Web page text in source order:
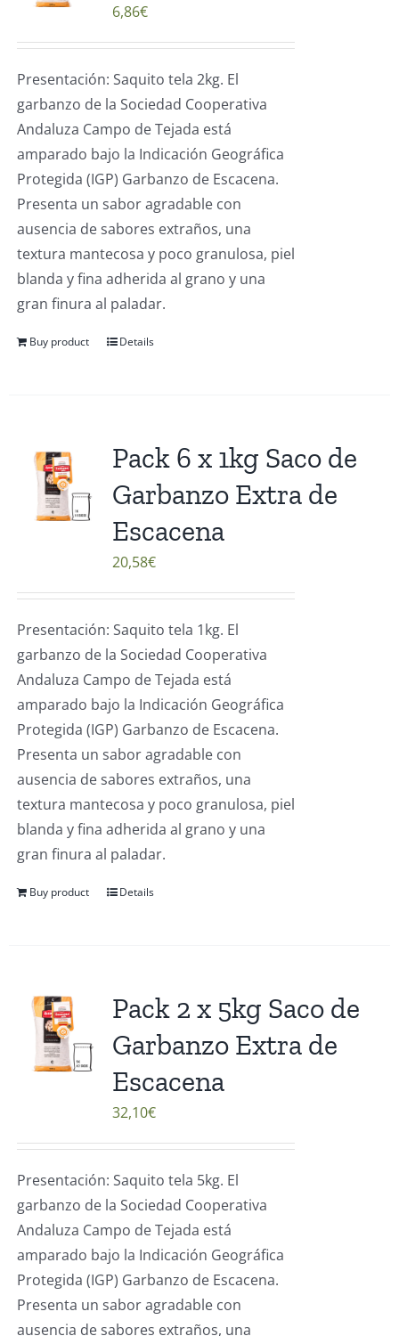
6,86€
Presentación: Saquito tela 2kg. El
garbanzo de la Sociedad Cooperativa
Andaluza Campo de Tejada está
amparado bajo la Indicación Geográfica
Protegida (IGP) Garbanzo de Escacena.
Presenta un sabor agradable con
ausencia de sabores extraños, una
textura mantecosa y poco granulosa, piel
blanda y fina adherida al grano y una
gran finura al paladar.
Buy product Details
Pack 6 x 1kg Saco de
Garbanzo Extra de
Escacena
20,58€
Presentación: Saquito tela 1kg. El
garbanzo de la Sociedad Cooperativa
Andaluza Campo de Tejada está
amparado bajo la Indicación Geográfica
Protegida (IGP) Garbanzo de Escacena.
Presenta un sabor agradable con
ausencia de sabores extraños, una
textura mantecosa y poco granulosa, piel
blanda y fina adherida al grano y una
gran finura al paladar.
Buy product Details
Pack 2 x 5kg Saco de
Garbanzo Extra de
Escacena
32,10€
Presentación: Saquito tela 5kg. El
garbanzo de la Sociedad Cooperativa
Andaluza Campo de Tejada está
amparado bajo la Indicación Geográfica
Protegida (IGP) Garbanzo de Escacena.
Presenta un sabor agradable con
ausencia de sabores extraños, una